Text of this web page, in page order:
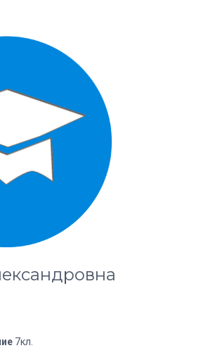
7кл.